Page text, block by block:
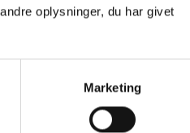
oplysninger, du har givet
Marketing
Derma Eco Baby
(250 ml)
Derma Eco